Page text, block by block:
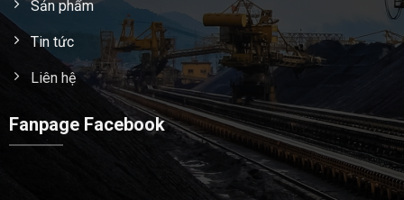
Sản phẩm
Tin tức
Liên hệ
Fanpage Facebook